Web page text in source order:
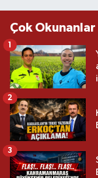
Çok Okunanlar
1
2
3